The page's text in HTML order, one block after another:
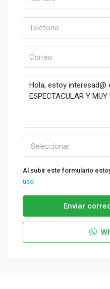
Seleccionar
Al subir este formulario
uso
Enviar